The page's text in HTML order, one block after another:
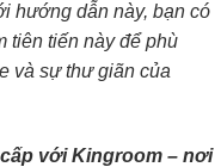
hướng dẫn này, bạn có
tiên tiến này để phù
và sự thư giãn của
với Kingroom – nơi